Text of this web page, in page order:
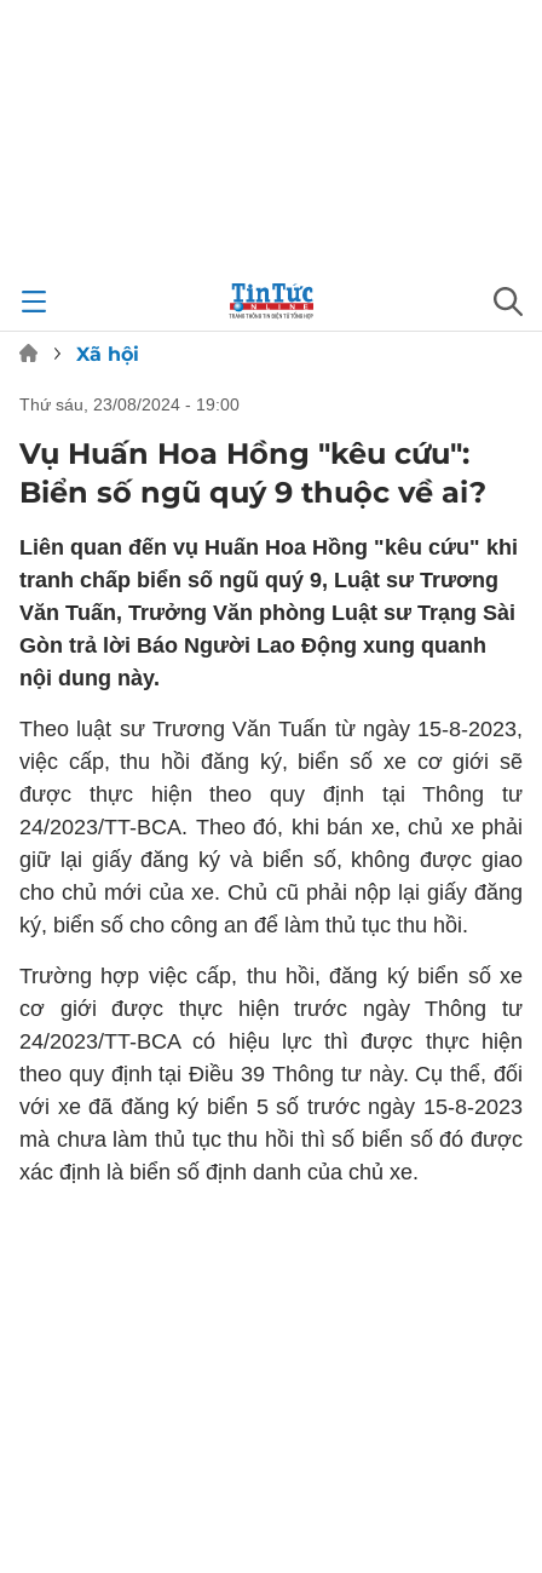
Xã hội
thứ sáu, 23/08/2024 - 19:00
Vụ Huấn Hoa Hồng "kêu cứu":
Biển số ngũ quý 9 thuộc về ai?
Liên quan đến vụ Huấn Hoa Hồng "kêu cứu" khi
tranh chấp biển số ngũ quý 9, Luật sư Trương
Văn Tuấn, Trưởng Văn phòng Luật sư Trạng Sài
Gòn trả lời Báo Người Lao Động xung quanh
nội dung này.
Theo luật sư Trương Văn Tuấn từ ngày 15-8-2023,
việc cấp, thu hồi đăng ký, biển số xe cơ giới sẽ
được thực hiện theo quy định tại Thông tư
24/2023/TT-BCA. Theo đó, khi bán xe, chủ xe phải
giữ lại giấy đăng ký và biển số, không được giao
cho chủ mới của xe. Chủ cũ phải nộp lại giấy đăng
ký, biển số cho công an để làm thủ tục thu hồi.
Trường hợp việc cấp, thu hồi, đăng ký biển số xe
cơ giới được thực hiện trước ngày Thông tư
24/2023/TT-BCA có hiệu lực thì được thực hiện
theo quy định tại Điều 39 Thông tư này. Cụ thể, đối
với xe đã đăng ký biển 5 số trước ngày 15-8-2023
mà chưa làm thủ tục thu hồi thì số biển số đó được
xác định là biển số định danh của chủ xe.